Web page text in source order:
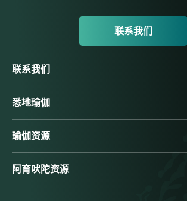
联系我们
联系我们
悉地瑜伽
瑜伽资源
阿育吠陀资源